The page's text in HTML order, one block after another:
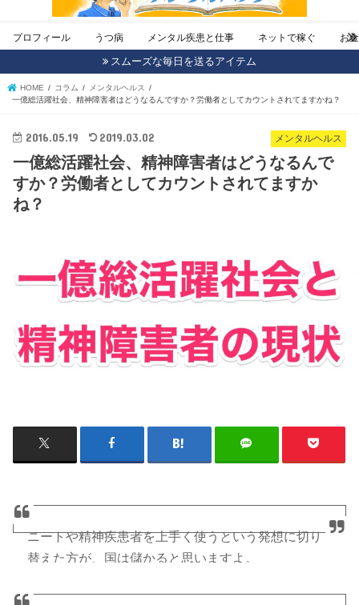
プロフィール うつ病 メンタル疾患と仕事 ネットで稼ぐ お
スムーズな毎日を送るアイテム
HOME コラム
メンタルヘルス
一億総活躍社会、精神障害者はどうなるんですか？労働者としてカウントされてますかね？
メンタルヘルス
2016.05.19 2019.03.02
一億総活躍社会、精神障害者はどうなるんで
すか？労働者としてカウントされてますか
ね？
ニートや精神疾患者を上手く使うという発想に切り
替えた方が、国は儲かると思いますよ。
https://t.co/wT1pLkEW3O